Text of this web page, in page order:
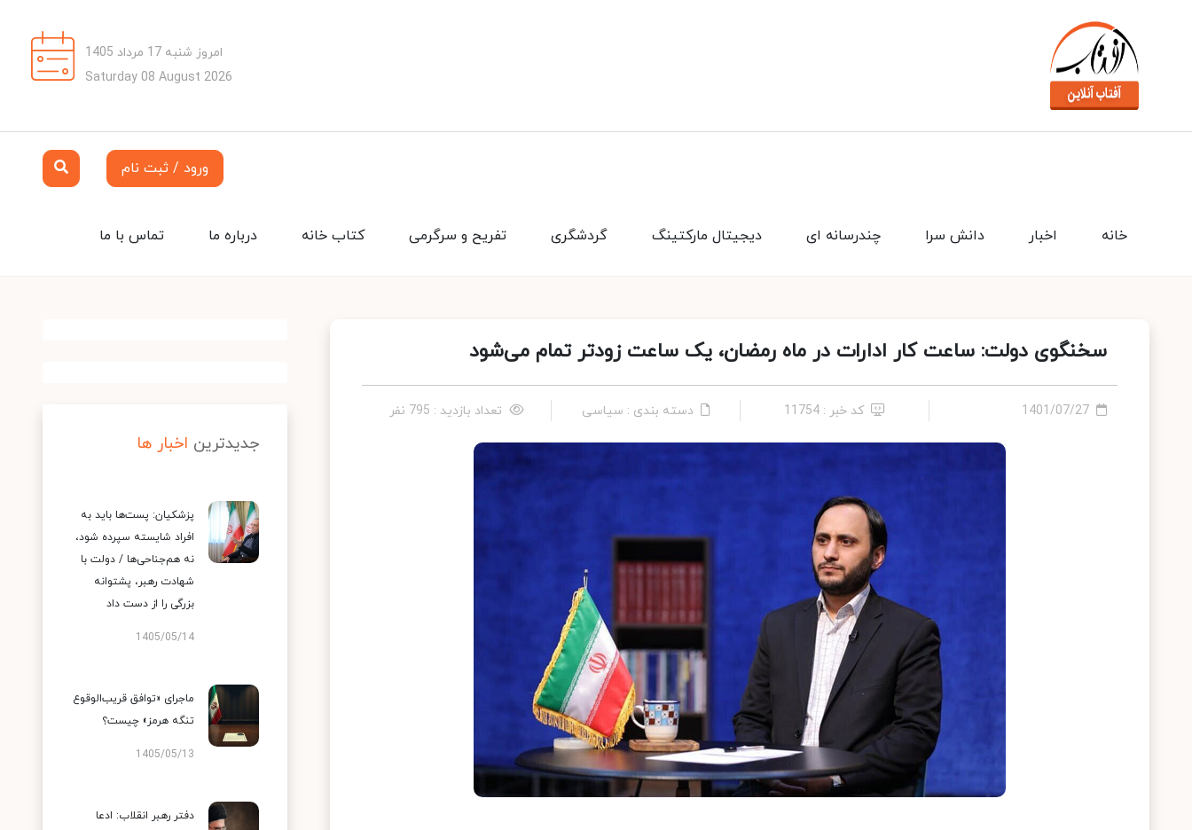
امروز شنبه 17 مرداد 1405
Saturday 08 August 2026
ورود / ثبت نام
تماس با ما درباره ما کتاب خانه تفریح و سرگرمی گردشگری دیجیتال مارکتینگ چندرسانه ای دانش سرا اخبار خانه
سخنگوی دولت: ساعت کار ادارات در ماه رمضان، یک ساعت زودتر تمام می‌شود
1401/07/27 کد خبر : 11754 دسته بندی : سیاسی تعداد بازدید : 795 نفر
جدیدترین اخبار ها
پزشکیان: پست‌ها باید به
افراد شایسته سپرده شود،
نه هم‌جناحی‌ها / دولت با
شهادت رهبر، پشتوانه
بزرگی را از دست داد
1405/05/14
ماجرای «توافق قریب‌الوقوع
تنگه هرمز» چیست؟
1405/05/13
دفتر رهبر انقلاب: ادعا